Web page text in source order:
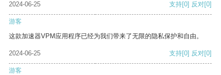
2024-06-25
支持[0] 反对[0]
游客
这款加速器VPM应用程序已经为我们带来了无限的隐私保护和自由。
2024-06-25 支持[0] 反对[0]
游客